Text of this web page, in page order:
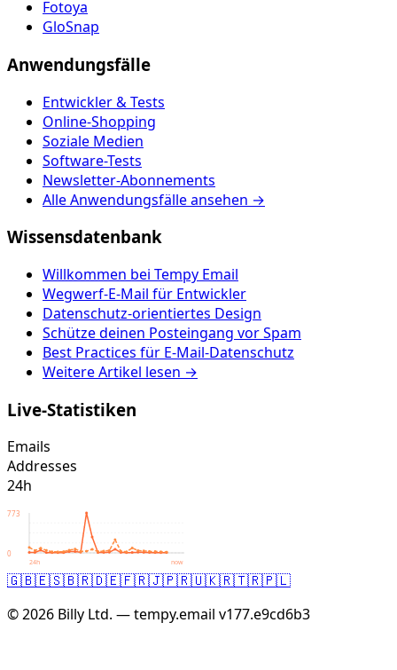
Fotoya
GloSnap
Anwendungsfälle
Entwickler & Tests
Online-Shopping
Soziale Medien
Software-Tests
Newsletter-Abonnements
Alle Anwendungsfälle ansehen →
Wissensdatenbank
Willkommen bei Tempy Email
Wegwerf-E-Mail für Entwickler
Datenschutz-orientiertes Design
Schütze deinen Posteingang vor Spam
Best Practices für E-Mail-Datenschutz
Weitere Artikel lesen →
Live-Statistiken
Emails
Addresses
24h
773
0
24h now
🇬🇧🇪🇸🇧🇷🇩🇪🇫🇷🇯🇵🇷🇺🇰🇷🇹🇷🇵🇱
© 2026 Billy Ltd. — tempy.email v177.e9cd6b3